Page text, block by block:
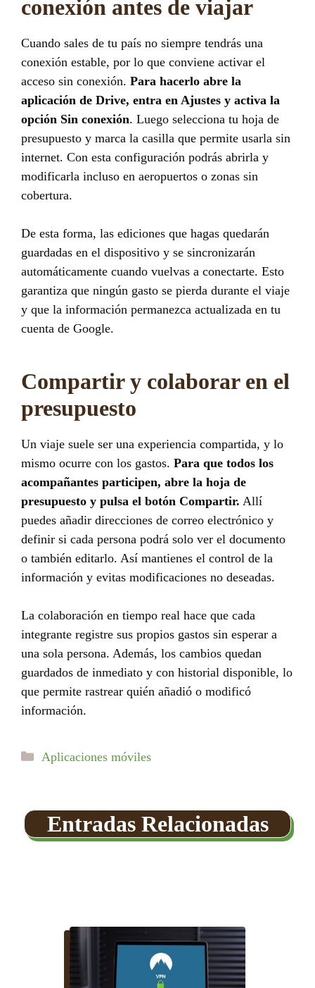
conexión antes de viajar
Cuando sales de tu país no siempre tendrás una
conexión estable, por lo que conviene activar el
acceso sin conexión. Para hacerlo abre la
aplicación de Drive, entra en Ajustes y activa la
opción Sin conexión. Luego selecciona tu hoja de
presupuesto y marca la casilla que permite usarla sin
internet. Con esta configuración podrás abrirla y
modificarla incluso en aeropuertos o zonas sin
cobertura.
De esta forma, las ediciones que hagas quedarán
guardadas en el dispositivo y se sincronizarán
automáticamente cuando vuelvas a conectarte. Esto
garantiza que ningún gasto se pierda durante el viaje
y que la información permanezca actualizada en tu
cuenta de Google.
Compartir y colaborar en el
presupuesto
Un viaje suele ser una experiencia compartida, y lo
mismo ocurre con los gastos. Para que todos los
acompañantes participen, abre la hoja de
presupuesto y pulsa el botón Compartir. Allí
puedes añadir direcciones de correo electrónico y
definir si cada persona podrá solo ver el documento
o también editarlo. Así mantienes el control de la
información y evitas modificaciones no deseadas.
La colaboración en tiempo real hace que cada
integrante registre sus propios gastos sin esperar a
una sola persona. Además, los cambios quedan
guardados de inmediato y con historial disponible, lo
que permite rastrear quién añadió o modificó
información.
Categorías
Aplicaciones móviles
Entradas Relacionadas